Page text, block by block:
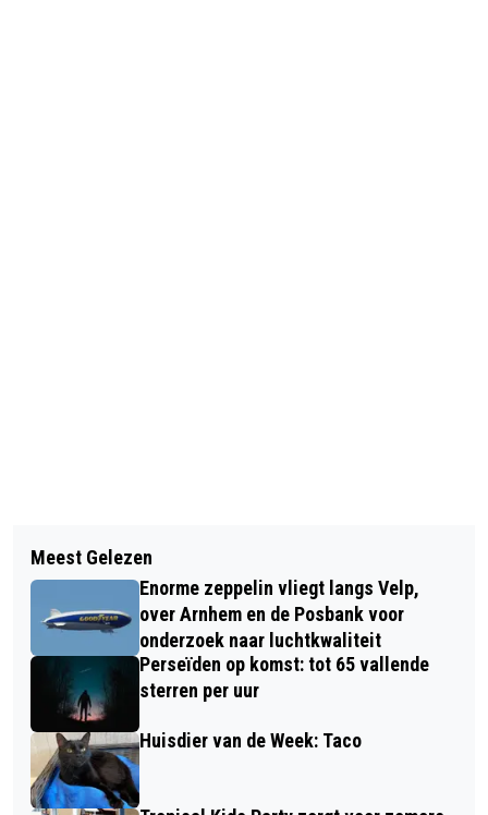
THEATERPLEZIER VOOR 55-PLUSSERS
IN ONS RAADHUIS VELP
REPAIR CAFÉ DIEREN ZOEKT EEN
VOORZITTER EN EEN BESTUURSLID
Meest Gelezen
Enorme zeppelin vliegt langs Velp,
over Arnhem en de Posbank voor
onderzoek naar luchtkwaliteit
Perseïden op komst: tot 65 vallende
sterren per uur
Huisdier van de Week: Taco